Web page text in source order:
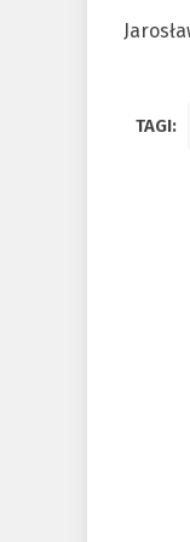
TAGI: